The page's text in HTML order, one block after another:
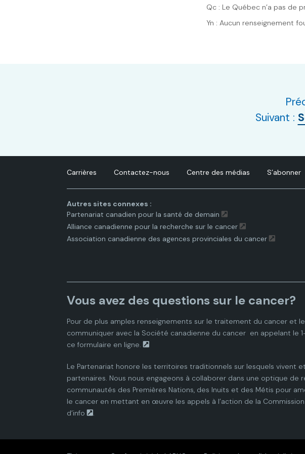
Qc : Le Québec n’a pas de
Yn : Aucun renseignement
Suivant :
Carrières Contactez-nous Centre des médias S’abonner
Autres sites connexes :
Partenariat canadien pour la santé de demain
Alliance canadienne pour la recherche sur le cancer
Association canadienne des agences provinciales du cancer
Vous avez des questions sur le cancer?
Pour de plus amples renseignements sur le traitement du cancer et
communiquer avec la Société canadienne du cancer en appelant le
ce formulaire en ligne.
Le Partenariat honore les territoires traditionnels sur lesquels vivent
partenaires. Nous nous engageons à collaborer dans une optique de
communautés des Premières Nations, des Inuits et des Métis pour
le cancer en mettant en œuvre les appels à l’action de la
d’info
.